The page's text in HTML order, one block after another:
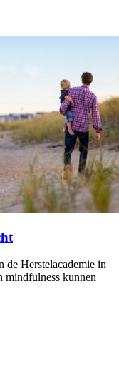
de Herstelacademie in
mindfulness kunnen